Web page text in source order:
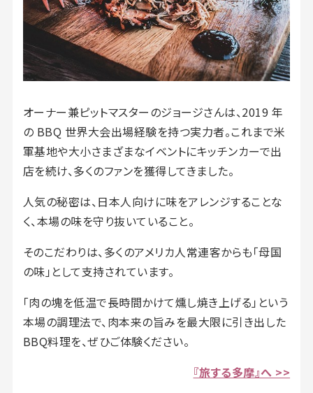
オーナー兼ピットマスターのジョージさんは、2019 年
の BBQ 世界大会出場経験を持つ実力者。これまで米
軍基地や大小さまざまなイベントにキッチンカーで出
店を続け、多くのファンを獲得してきました。
人気の秘密は、日本人向けに味をアレンジすることな
く、本場の味を守り抜いていること。
そのこだわりは、多くのアメリカ人常連客からも「母国
の味」として支持されています。
「肉の塊を低温で長時間かけて燻し焼き上げる」という
本場の調理法で、肉本来の旨みを最大限に引き出した
BBQ料理を、ぜひご体験ください。
『旅する多摩』へ >>